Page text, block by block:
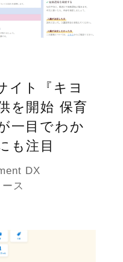
イト『キヨ
を開始 保育
一目でわか
も注目
DX
ース